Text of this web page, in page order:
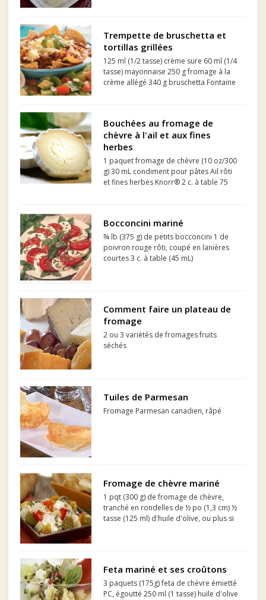
Trempette de bruschetta et
tortillas grillées
125 ml (1/2 tasse) crème sure 60 ml (1/4
tasse) mayonnaise 250 g fromage à la
crème allégé 340 g bruschetta Fontaine
râpéQuantité suffisante tortillas
Bouchées au fromage de
chèvre à l'ail et aux fines
herbes
1 paquet fromage de chèvre (10 oz/300
g) 30 mL condiment pour pâtes Ail rôti
et fines herbes Knorr® 2 c. à table 75
grossièrement 1/3 tasse 30 mL
à table 30 mL feuil...
Bocconcini mariné
¾ lb (375 g) de petits bocconcini 1 de
poivron rouge rôti, coupé en lanières
courtes 3 c. à table (45 mL)
d'huile d'olive
Comment faire un plateau de
fromage
2 ou 3 variétés de fromages fruits
séchés
Tuiles de Parmesan
Fromage Parmesan canadien, râpé
Fromage de chèvre mariné
1 pqt (300 g) de fromage de chèvre,
tranché en rondelles de ½ po (1,3 cm) ½
tasse (125 ml) d'huile d'olive, ou plus si
de Piments Forts Bick's® 8 olives reines
Feta mariné et ses croûtons
3 paquets (175g) feta de chèvre émietté
PC, égoutté 250 ml (1 tasse) huile d'olive